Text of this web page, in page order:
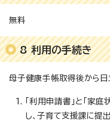
無料
8 利用の手続き
母子健康手帳取得後から日
「利用申請書」と「家
し、子育て支援課に提